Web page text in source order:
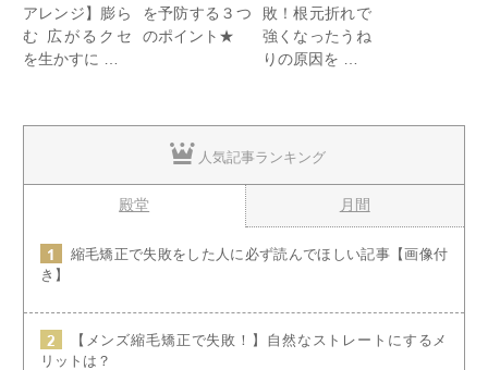
アレンジ】膨ら
む 広がるクセ
を生かすに …
を予防する３つ
のポイント★
敗！根元折れで
強くなったうね
りの原因を …
人気記事ランキング
殿堂 月間
縮毛矯正で失敗をした人に必ず読んでほしい記事【画像付
き】
【メンズ縮毛矯正で失敗！】自然なストレートにするメ
リットは？